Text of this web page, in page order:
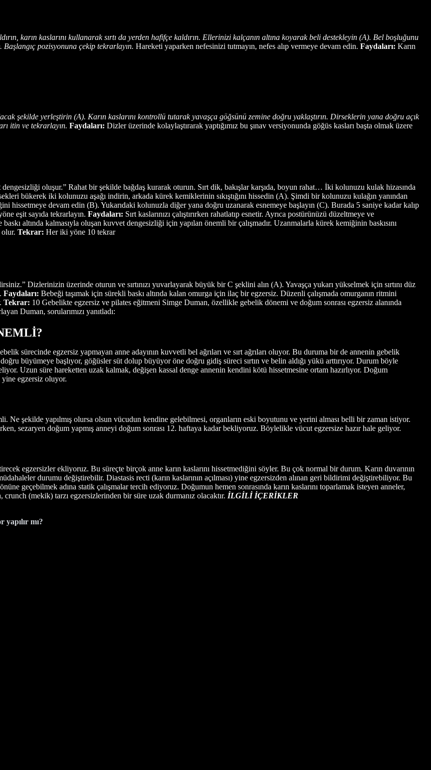
karın kaslarını kullanarak sırtı da yerden hafifçe kaldırın. Ellerinizi kalçanın altına koyarak beli destekleyin (A). Bel boşluğunu
pozisyonuna çekip tekrarlayın. Hareketi yaparken nefesinizi tutmayın, nefes alıp vermeye devam edin. Faydaları: Karın
şekilde yerleştirin (A). Karın kaslarını kontrollü tutarak yavaşça göğsünü zemine doğru yaklaştırın. Dirseklerin yana doğru açık
itin ve tekrarlayın. Faydaları: Dizler üzerinde kolaylaştırarak yaptığımız bu şınav versiyonunda göğüs kasları başta olmak üzere
oluşur.” Rahat bir şekilde bağdaş kurarak oturun. Sırt dik, bakışlar karşıda, boyun rahat… İki kolunuzu kulak hizasında
bükerek iki kolunuzu aşağı indirin, arkada kürek kemiklerinin sıkıştığını hissedin (A). Şimdi bir kolunuzu kulağın yanından
hissetmeye devam edin (B). Yukarıdaki kolunuzla diğer yana doğru uzanarak esnemeye başlayın (C). Burada 5 saniye kadar kalıp
eşit sayıda tekrarlayın. Faydaları: Sırt kaslarınızı çalıştırırken rahatlatıp esnetir. Ayrıca postürünüzü düzeltmeye ve
baskı altında kalmasıyla oluşan kuvvet dengesizliği için yapılan önemli bir çalışmadır. Uzanmalarla kürek kemiğinin baskısını
olur. Tekrar: Her iki yöne 10 tekrar
Dizlerinizin üzerinde oturun ve sırtınızı yuvarlayarak büyük bir C şeklini alın (A). Yavaşça yukarı yükselmek için sırtını düz
Faydaları: Bebeği taşımak için sürekli baskı altında kalan omurga için ilaç bir egzersiz. Düzenli çalışmada omurganın ritmini
Tekrar: 10 Gebelikte egzersiz ve pilates eğitmeni Simge Duman, özellikle gebelik dönemi ve doğum sonrası egzersiz alanında
Duman, sorularımızı yanıtladı:
sürecinde egzersiz yapmayan anne adayının kuvvetli bel ağrıları ve sırt ağrıları oluyor. Bu duruma bir de annenin gebelik
büyümeye başlıyor, göğüsler süt dolup büyüyor öne doğru gidiş süreci sırtın ve belin aldığı yükü arttırıyor. Durum böyle
Uzun süre hareketten uzak kalmak, değişen kassal denge annenin kendini kötü hissetmesine ortam hazırlıyor. Doğum
egzersiz oluyor.
şekilde yapılmış olursa olsun vücudun kendine gelebilmesi, organların eski boyutunu ve yerini alması belli bir zaman istiyor.
sezaryen doğum yapmış anneyi doğum sonrası 12. haftaya kadar bekliyoruz. Böylelikle vücut egzersize hazır hale geliyor.
egzersizler ekliyoruz. Bu süreçte birçok anne karın kaslarını hissetmediğini söyler. Bu çok normal bir durum. Karın duvarının
durumu değiştirebilir. Diastasis recti (karın kaslarının açılması) yine egzersizden alınan geri bildirimi değiştirebiliyor. Bu
geçebilmek adına statik çalışmalar tercih ediyoruz. Doğumun hemen sonrasında karın kaslarını toparlamak isteyen anneler,
(mekik) tarzı egzersizlerinden bir süre uzak durmanız olacaktır. İLGİLİ İÇERİKLER
mı?